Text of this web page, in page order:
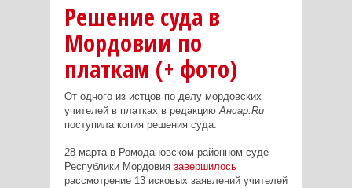
Решение суда в
Мордовии по
платкам (+ фото)
От одного из истцов по делу мордовских
учителей в платках в редакциюАнсар.Ru
поступила копия решения суда.
28 марта в Ромодановском районном суде
Республики Мордовия завершилось
рассмотрение 13 исковых заявлений учителей